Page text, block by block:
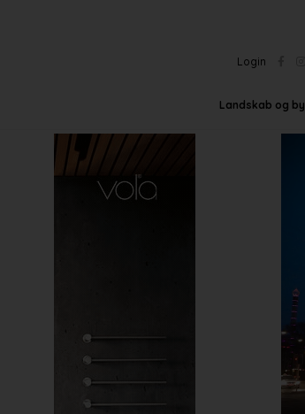
Login
Landskab og